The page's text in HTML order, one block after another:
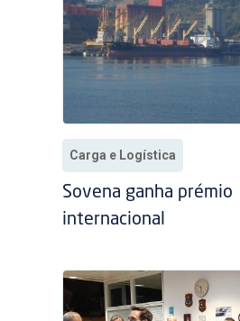
Carga e Logística
Sovena ganha prémio
internacional